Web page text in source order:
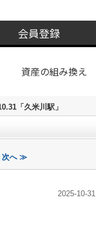
会員登録
資産の組み換え
「久米川駅」
次へ ≫
2025-10-31